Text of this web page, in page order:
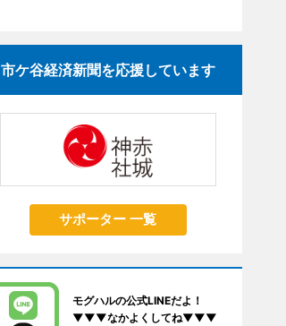
市ケ谷経済新聞を応援しています
サポーター 一覧
モグハルの公式LINEだよ！
▼▼▼なかよくしてね▼▼▼